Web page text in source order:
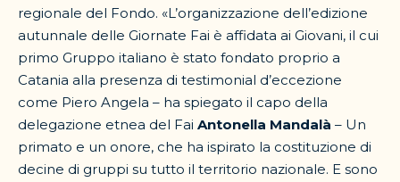
regionale del Fondo. «L’organizzazione dell’edizione
autunnale delle Giornate Fai è affidata ai Giovani, il cui
primo Gruppo italiano è stato fondato proprio a
Catania alla presenza di testimonial d’eccezione
come Piero Angela – ha spiegato il capo della
delegazione etnea del Fai Antonella Mandalà – Un
primato e un onore, che ha ispirato la costituzione di
decine di gruppi su tutto il territorio nazionale. E sono